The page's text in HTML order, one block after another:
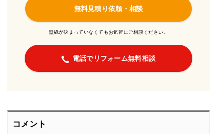
無料見積り依頼・相談
壁紙が決まっていなくてもお気軽にご相談ください。
電話でリフォーム無料相談
コメント